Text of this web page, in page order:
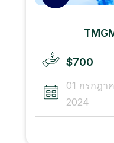
$700
01 กรกฎา
2024